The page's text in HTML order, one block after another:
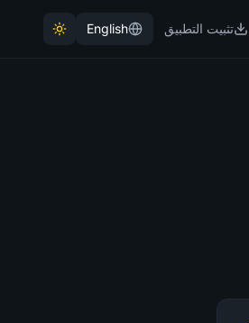
تثبيت التطبيق English